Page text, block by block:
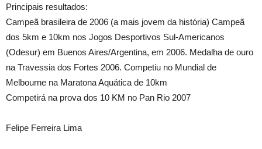
Principais resultados:
Campeã brasileira de 2006 (a mais jovem da história) Campeã
dos 5km e 10km nos Jogos Desportivos Sul-Americanos
(Odesur) em Buenos Aires/Argentina, em 2006. Medalha de ouro
na Travessia dos Fortes 2006. Competiu no Mundial de
Melbourne na Maratona Aquática de 10km
Competirá na prova dos 10 KM no Pan Rio 2007
Felipe Ferreira Lima